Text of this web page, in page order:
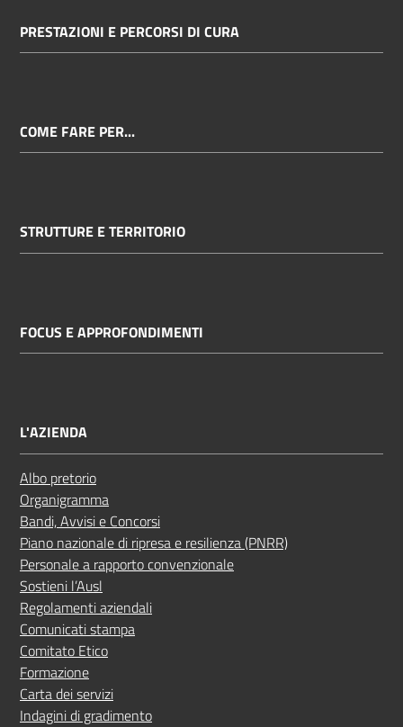
PRESTAZIONI E PERCORSI DI CURA
COME FARE PER...
STRUTTURE E TERRITORIO
FOCUS E APPROFONDIMENTI
L'AZIENDA
Albo pretorio
Organigramma
Bandi, Avvisi e Concorsi
Piano nazionale di ripresa e resilienza (PNRR)
Personale a rapporto convenzionale
Sostieni l’Ausl
Regolamenti aziendali
Comunicati stampa
Comitato Etico
Formazione
Carta dei servizi
Indagini di gradimento